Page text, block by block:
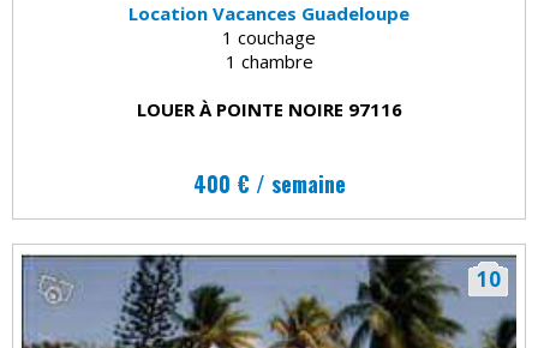
Location Vacances Guadeloupe
1 couchage
1 chambre
LOUER À POINTE NOIRE 97116
400 € / semaine
10